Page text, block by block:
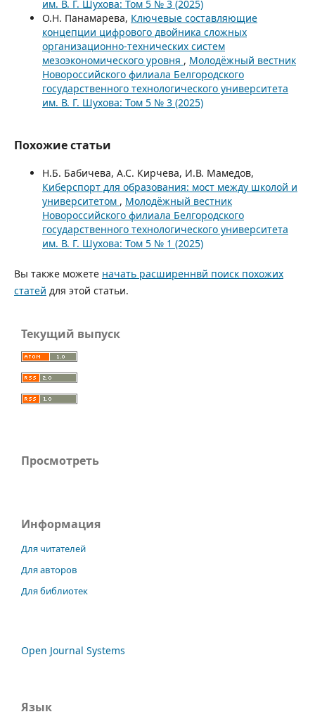
им. В. Г. Шухова: Том 5 № 3 (2025)
О.Н. Панамарева, Ключевые составляющие
концепции цифрового двойника сложных
организационно-технических систем
мезоэкономического уровня , Молодёжный вестник
Новороссийского филиала Белгородского
государственного технологического университета
им. В. Г. Шухова: Том 5 № 3 (2025)
Похожие статьи
Н.Б. Бабичева, А.С. Кирчева, И.В. Мамедов,
Киберспорт для образования: мост между школой и
университетом , Молодёжный вестник
Новороссийского филиала Белгородского
государственного технологического университета
им. В. Г. Шухова: Том 5 № 1 (2025)
Вы также можете начать расширеннвй поиск похожих
статей для этой статьи.
Текущий выпуск
Просмотреть
Информация
Для читателей
Для авторов
Для библиотек
Open Journal Systems
Язык